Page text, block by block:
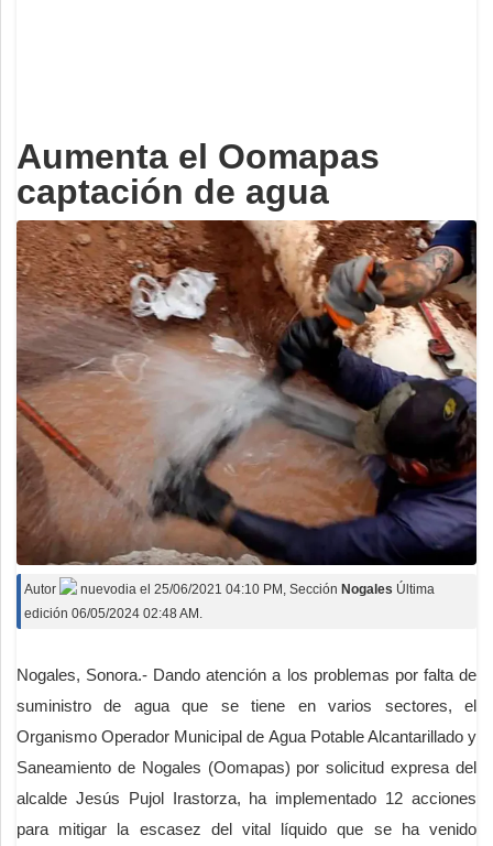
Aumenta el Oomapas
captación de agua
Autor nuevodia el 25/06/2021 04:10 PM , Sección Nogales Última
edición 06/05/2024 02:48 AM.
Nogales, Sonora.- Dando atención a los problemas por falta de
suministro de agua que se tiene en varios sectores, el
Organismo Operador Municipal de Agua Potable Alcantarillado y
Saneamiento de Nogales (Oomapas) por solicitud expresa del
alcalde Jesús Pujol Irastorza, ha implementado 12 acciones
para mitigar la escasez del vital líquido que se ha venido